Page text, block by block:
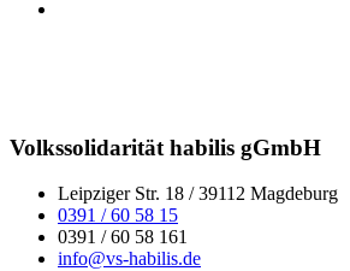
Volkssolidarität habilis gGmbH
Leipziger Str. 18 / 39112 Magdeburg
0391 / 60 58 15
0391 / 60 58 161
info@vs-habilis.de